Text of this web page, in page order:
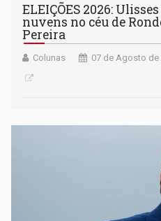
ELEIÇÕES 2026:
nuvens no céu de
Pereira
Colunas 07 de Agosto de